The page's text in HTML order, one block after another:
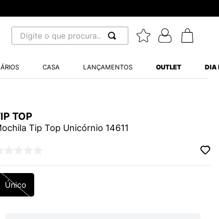
Digite o que procura...
CASA LANÇAMENTOS OUTLET DIA
TOP
Tip Top Unicórnio 14611
Único
BALANCE 530
WHITE
VANS ULTRARANGE